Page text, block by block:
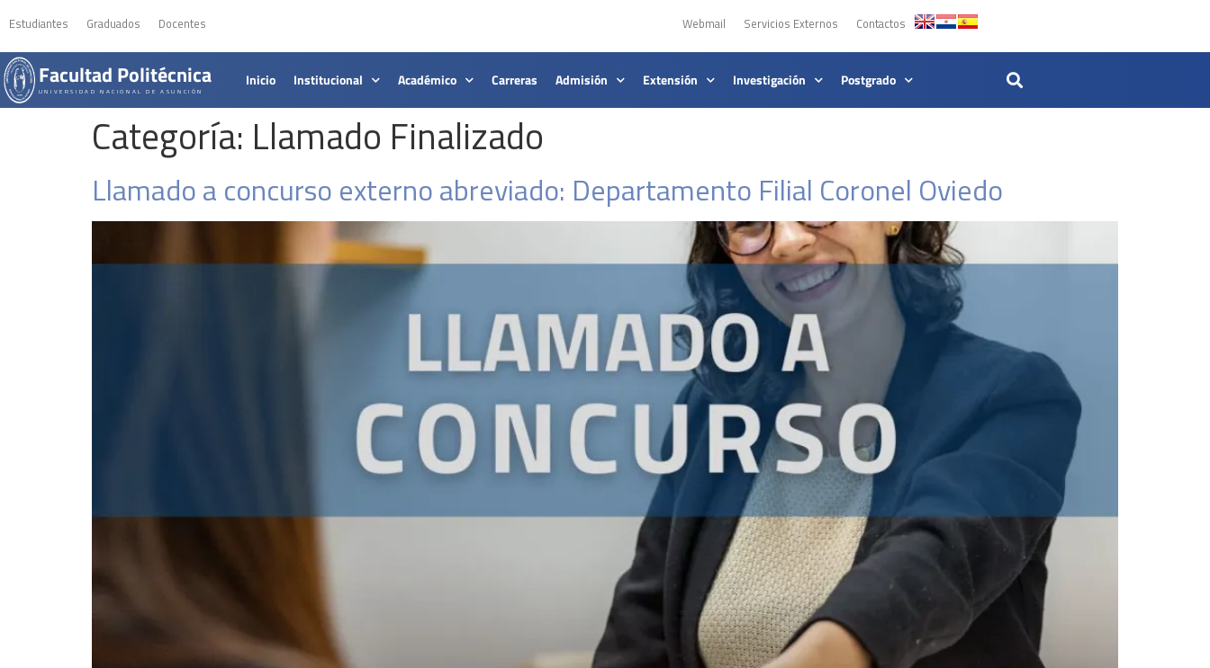
Estudiantes Graduados Docentes Webmail Servicios Externos Contactos
Facultad Politécnica
UNIVERSIDAD NACIONAL DE ASUNCIÓN
Inicio Institucional Académico Carreras Admisión Extensión Investigación Postgrado
Categoría: Llamado Finalizado
Llamado a concurso externo abreviado: Departamento Filial Coronel Oviedo